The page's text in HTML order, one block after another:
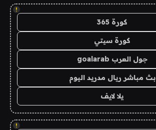
!
كورة 365
كورة سيتي
جول العرب goalarab
بث مباشر ريال مدريد اليوم
يلا لايف
!